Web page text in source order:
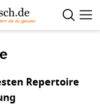
Repertoire